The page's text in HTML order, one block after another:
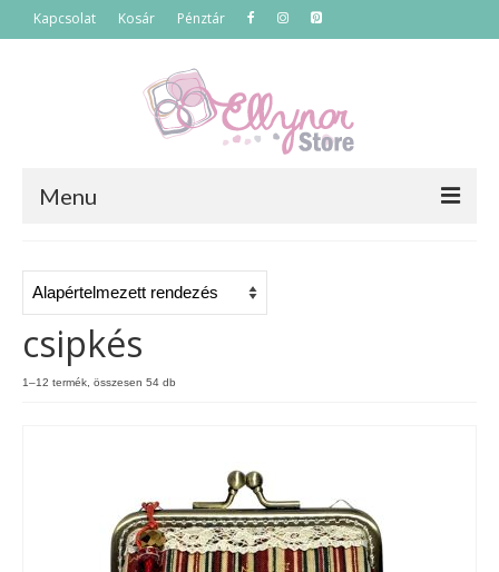
Kapcsolat Kosár Pénztár
Menu
Termékek
Szettek
Akciós termékek
Tárcák
csipkés
1–12 termék, összesen 54 db